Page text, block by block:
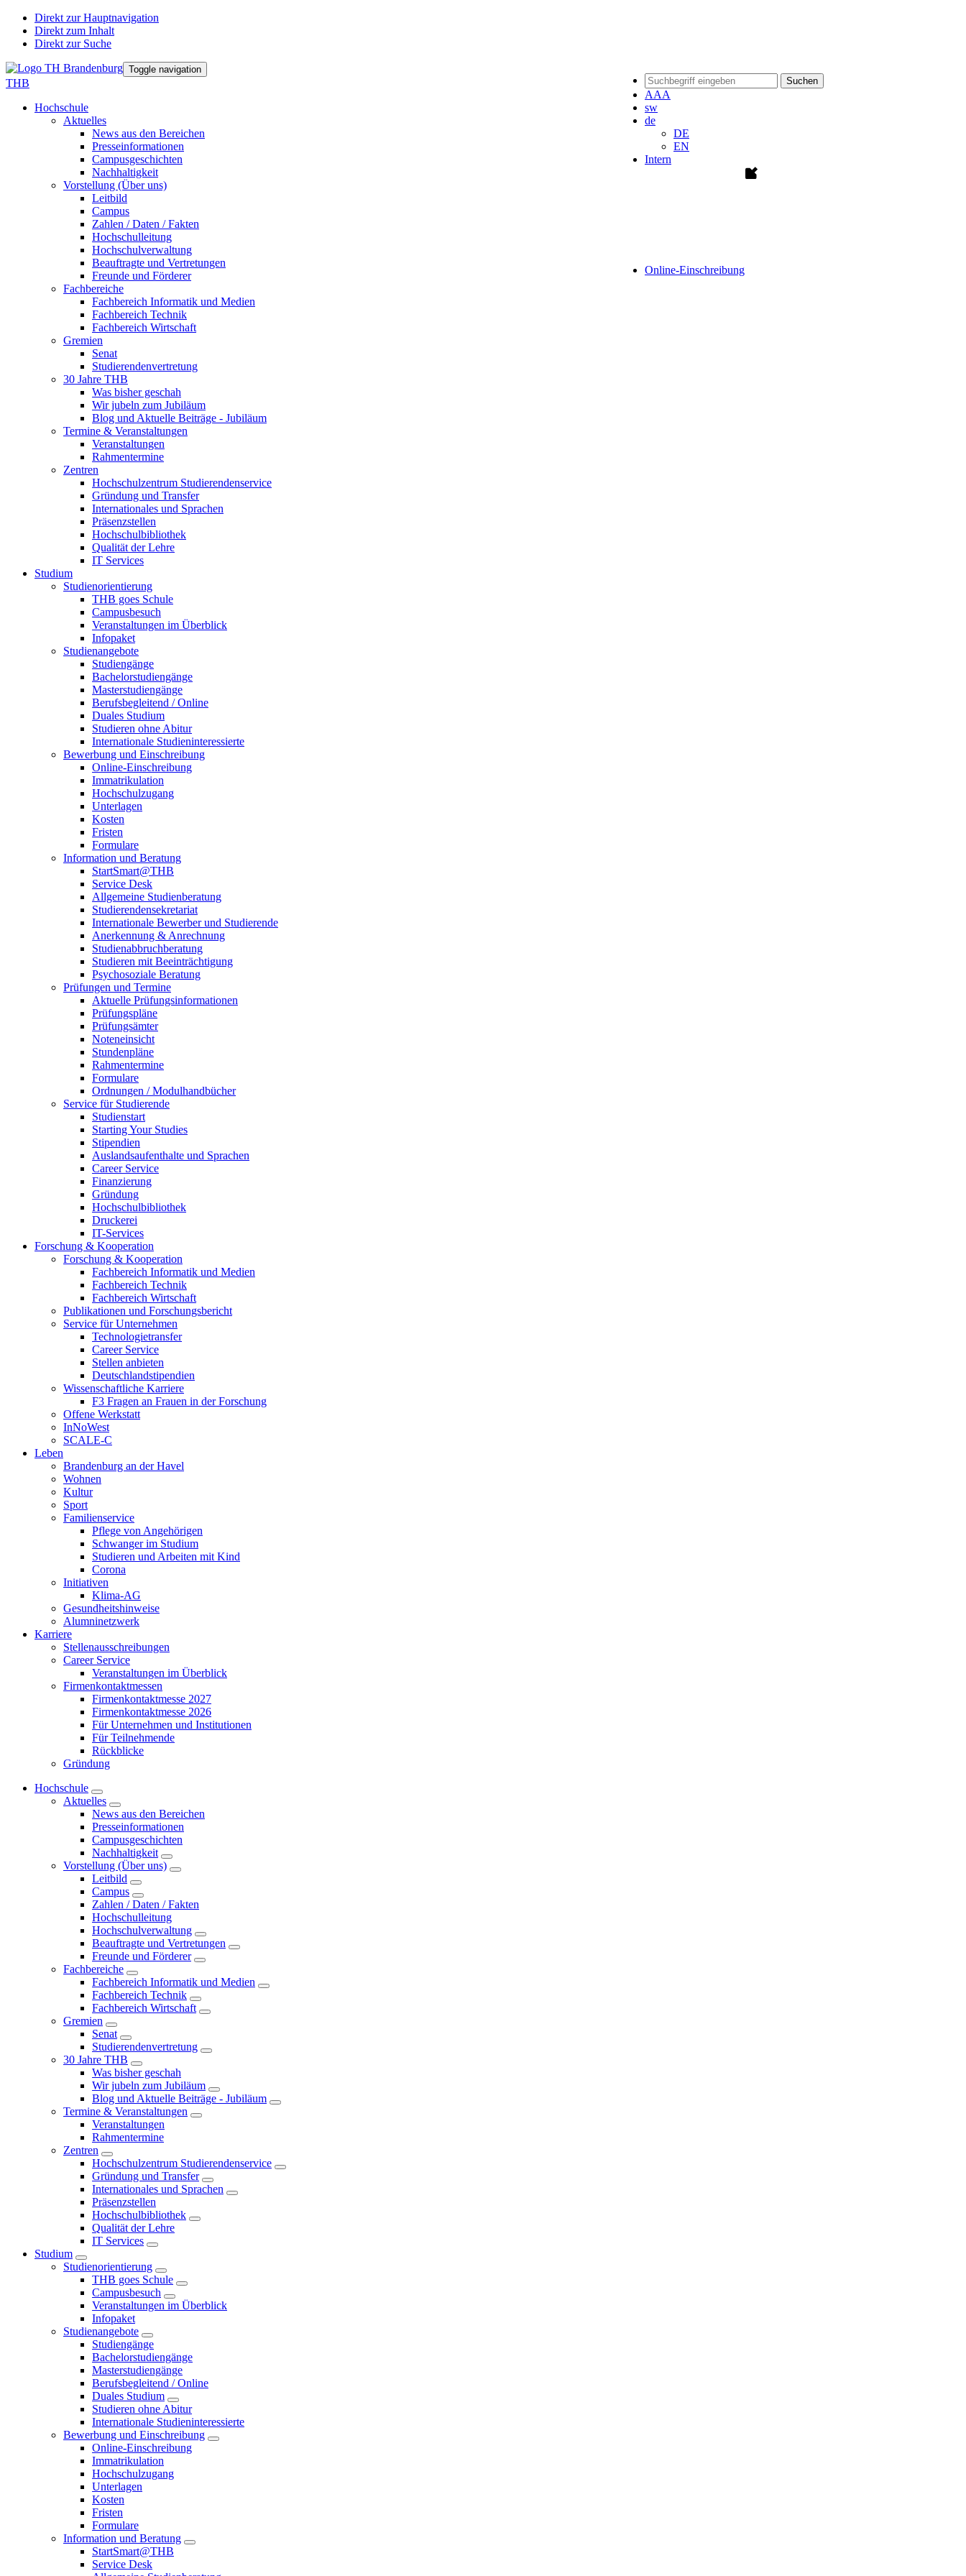
Direkt zur Hauptnavigation
Direkt zum Inhalt
Direkt zur Suche
Suchen
AAA
sw
de
DE
EN
Intern
Online-Einschreibung
Toggle navigation
THB
Hochschule
Aktuelles
News aus den Bereichen
Presseinformationen
Campusgeschichten
Nachhaltigkeit
Vorstellung (Über uns)
Leitbild
Campus
Zahlen / Daten / Fakten
Hochschulleitung
Hochschulverwaltung
Beauftragte und Vertretungen
Freunde und Förderer
Fachbereiche
Fachbereich Informatik und Medien
Fachbereich Technik
Fachbereich Wirtschaft
Gremien
Senat
Studierendenvertretung
30 Jahre THB
Was bisher geschah
Wir jubeln zum Jubiläum
Blog und Aktuelle Beiträge - Jubiläum
Termine & Veranstaltungen
Veranstaltungen
Rahmentermine
Zentren
Hochschulzentrum Studierendenservice
Gründung und Transfer
Internationales und Sprachen
Präsenzstellen
Hochschulbibliothek
Qualität der Lehre
IT Services
Studium
Studienorientierung
THB goes Schule
Campusbesuch
Veranstaltungen im Überblick
Infopaket
Studienangebote
Studiengänge
Bachelorstudiengänge
Masterstudiengänge
Berufsbegleitend / Online
Duales Studium
Studieren ohne Abitur
Internationale Studieninteressierte
Bewerbung und Einschreibung
Online-Einschreibung
Immatrikulation
Hochschulzugang
Unterlagen
Kosten
Fristen
Formulare
Information und Beratung
StartSmart@THB
Service Desk
Allgemeine Studienberatung
Studierendensekretariat
Internationale Bewerber und Studierende
Anerkennung & Anrechnung
Studienabbruchberatung
Studieren mit Beeinträchtigung
Psychosoziale Beratung
Prüfungen und Termine
Aktuelle Prüfungsinformationen
Prüfungspläne
Prüfungsämter
Noteneinsicht
Stundenpläne
Rahmentermine
Formulare
Ordnungen / Modulhandbücher
Service für Studierende
Studienstart
Starting Your Studies
Stipendien
Auslandsaufenthalte und Sprachen
Career Service
Finanzierung
Gründung
Hochschulbibliothek
Druckerei
IT-Services
Forschung & Kooperation
Forschung & Kooperation
Fachbereich Informatik und Medien
Fachbereich Technik
Fachbereich Wirtschaft
Publikationen und Forschungsbericht
Service für Unternehmen
Technologietransfer
Career Service
Stellen anbieten
Deutschlandstipendien
Wissenschaftliche Karriere
F3 Fragen an Frauen in der Forschung
Offene Werkstatt
InNoWest
SCALE-C
Leben
Brandenburg an der Havel
Wohnen
Kultur
Sport
Familienservice
Pflege von Angehörigen
Schwanger im Studium
Studieren und Arbeiten mit Kind
Corona
Initiativen
Klima-AG
Gesundheitshinweise
Alumninetzwerk
Karriere
Stellenausschreibungen
Career Service
Veranstaltungen im Überblick
Firmenkontaktmessen
Firmenkontaktmesse 2027
Firmenkontaktmesse 2026
Für Unternehmen und Institutionen
Für Teilnehmende
Rückblicke
Gründung
Hochschule
Aktuelles
News aus den Bereichen
Presseinformationen
Campusgeschichten
Nachhaltigkeit
Vorstellung (Über uns)
Leitbild
Campus
Zahlen / Daten / Fakten
Hochschulleitung
Hochschulverwaltung
Beauftragte und Vertretungen
Freunde und Förderer
Fachbereiche
Fachbereich Informatik und Medien
Fachbereich Technik
Fachbereich Wirtschaft
Gremien
Senat
Studierendenvertretung
30 Jahre THB
Was bisher geschah
Wir jubeln zum Jubiläum
Blog und Aktuelle Beiträge - Jubiläum
Termine & Veranstaltungen
Veranstaltungen
Rahmentermine
Zentren
Hochschulzentrum Studierendenservice
Gründung und Transfer
Internationales und Sprachen
Präsenzstellen
Hochschulbibliothek
Qualität der Lehre
IT Services
Studium
Studienorientierung
THB goes Schule
Campusbesuch
Veranstaltungen im Überblick
Infopaket
Studienangebote
Studiengänge
Bachelorstudiengänge
Masterstudiengänge
Berufsbegleitend / Online
Duales Studium
Studieren ohne Abitur
Internationale Studieninteressierte
Bewerbung und Einschreibung
Online-Einschreibung
Immatrikulation
Hochschulzugang
Unterlagen
Kosten
Fristen
Formulare
Information und Beratung
StartSmart@THB
Service Desk